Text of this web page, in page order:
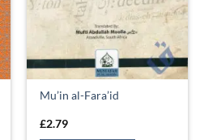
Mu’in al-Fara’id
£2.79